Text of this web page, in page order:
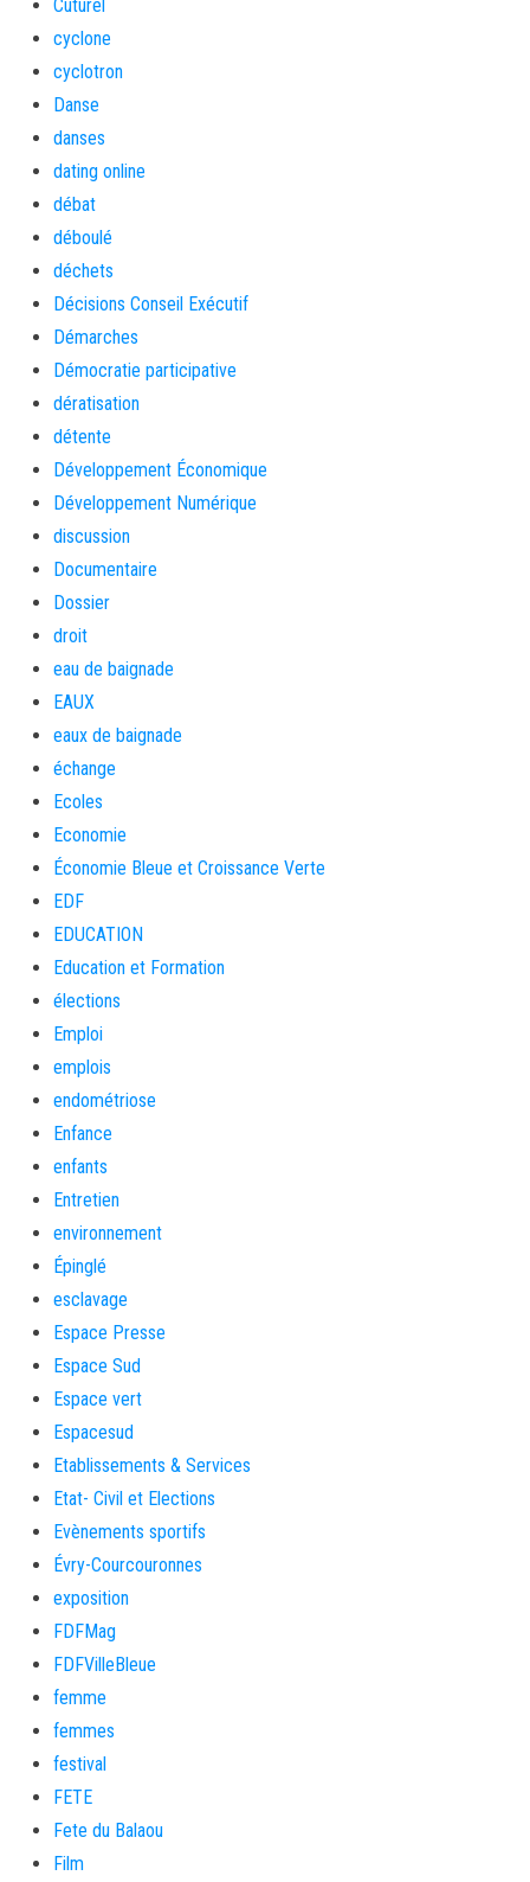
Cuturel
cyclone
cyclotron
Danse
danses
dating online
débat
déboulé
déchets
Décisions Conseil Exécutif
Démarches
Démocratie participative
dératisation
détente
Développement Économique
Développement Numérique
discussion
Documentaire
Dossier
droit
eau de baignade
EAUX
eaux de baignade
échange
Ecoles
Economie
Économie Bleue et Croissance Verte
EDF
EDUCATION
Education et Formation
élections
Emploi
emplois
endométriose
Enfance
enfants
Entretien
environnement
Épinglé
esclavage
Espace Presse
Espace Sud
Espace vert
Espacesud
Etablissements & Services
Etat- Civil et Elections
Evènements sportifs
Évry-Courcouronnes
exposition
FDFMag
FDFVilleBleue
femme
femmes
festival
FETE
Fete du Balaou
Film